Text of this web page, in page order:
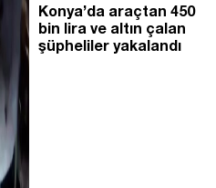
Konya’da araçtan 450
bin lira ve altın çalan
şüpheliler yakalandı